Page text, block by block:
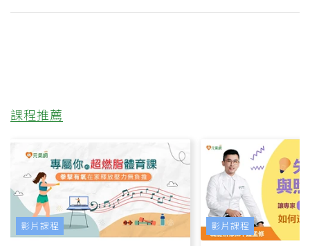
課程推薦
影片課程 影片課程